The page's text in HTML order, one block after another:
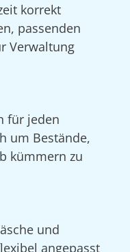
korrekt
passenden
Verwaltung
für jeden
um Bestände,
kümmern zu
und
angepasst